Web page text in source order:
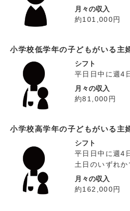
月々の収入
約101,000円
小学校低学年の子どもがいる主
シフト
平日日中に週4
月々の収入
約81,000円
小学校高学年の子どもがいる主
シフト
平日日中に週4
土日のいずれ
月々の収入
約162,000円